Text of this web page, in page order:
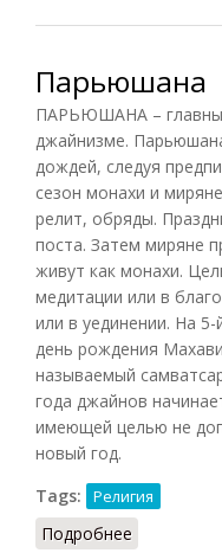
Парьюшана
ПАРЬЮШАНА –
джайнизме.
дождей, следуя
сезон монахи и
релит, обряды.
поста. Затем миряне
живут как монахи.
медитации или в
или в уединении. На
день рождения
называемый
года джайнов
имеющей целью не
новый год.
Tags:
Религия
Подробнее